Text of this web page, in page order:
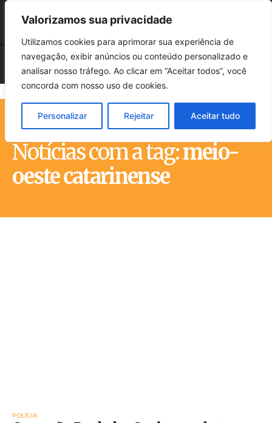
Valorizamos sua privacidade
Utilizamos cookies para aprimorar sua experiência de
navegação, exibir anúncios ou conteúdo personalizado e
analisar nosso tráfego. Ao clicar em “Aceitar todos”, você
concorda com nosso uso de cookies.
Personalizar Rejeitar Aceitar tudo
Notícias com a tag:meio-
oeste catarinense
POLÍCIA